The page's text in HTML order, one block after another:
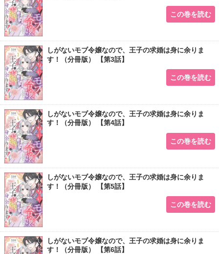
この巻を読む
しがないモブ令嬢なので、王子の求婚は身に余りま
す！（分冊版） 【第3話】
この巻を読む
しがないモブ令嬢なので、王子の求婚は身に余りま
す！（分冊版） 【第4話】
この巻を読む
しがないモブ令嬢なので、王子の求婚は身に余りま
す！（分冊版） 【第5話】
この巻を読む
しがないモブ令嬢なので、王子の求婚は身に余りま
す！（分冊版） 【第6話】